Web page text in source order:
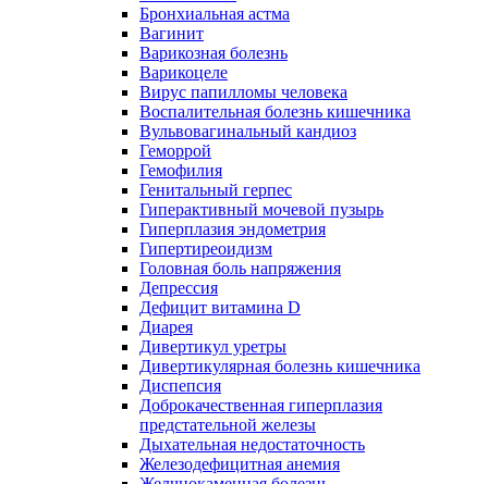
Бронхиальная астма
Вагинит
Варикозная болезнь
Варикоцеле
Вирус папилломы человека
Воспалительная болезнь кишечника
Вульвовагинальный кандиоз
Геморрой
Гемофилия
Генитальный герпес
Гиперактивный мочевой пузырь
Гиперплазия эндометрия
Гипертиреоидизм
Головная боль напряжения
Депрессия
Дефицит витамина D
Диарея
Дивертикул уретры
Дивертикулярная болезнь кишечника
Диспепсия
Доброкачественная гиперплазия
предстательной железы
Дыхательная недостаточность
Железодефицитная анемия